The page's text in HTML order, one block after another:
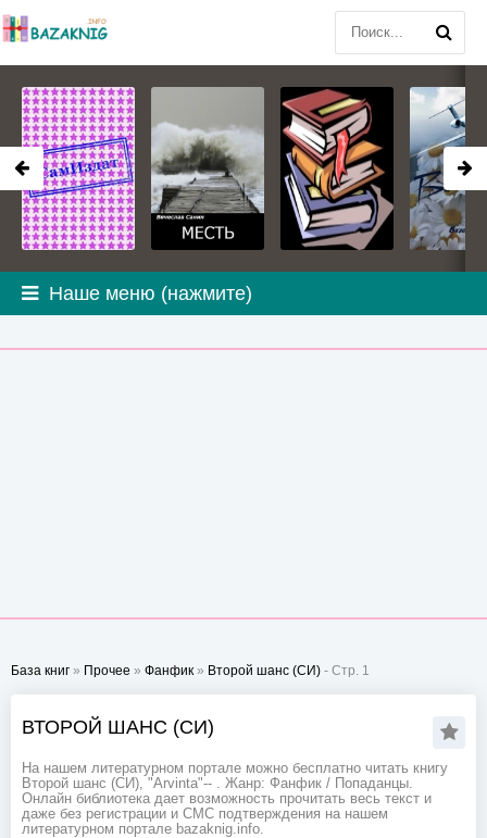
Наше меню (нажмите)
База книг » Прочее » Фанфик » Второй шанс (СИ) - Стр. 1
ВТОРОЙ ШАНС (СИ)
На нашем литературном портале можно бесплатно читать книгу
Второй шанс (СИ), "Arvinta"-- . Жанр: Фанфик / Попаданцы.
Онлайн библиотека дает возможность прочитать весь текст и
даже без регистрации и СМС подтверждения на нашем
литературном портале bazaknig.info.